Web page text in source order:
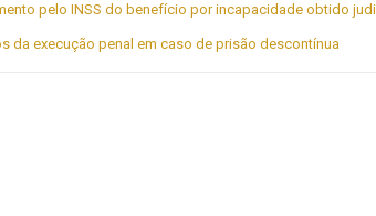
pelo INSS do benefício por incapacidade obtido
da execução penal em caso de prisão descontínua